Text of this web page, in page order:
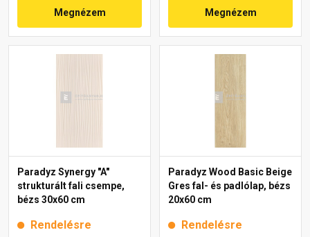
Megnézem Megnézem
Paradyz Synergy "A"
strukturált fali csempe,
bézs 30x60 cm
Rendelésre
Paradyz Wood Basic Beige
Gres fal- és padlólap, bézs
20x60 cm
Rendelésre